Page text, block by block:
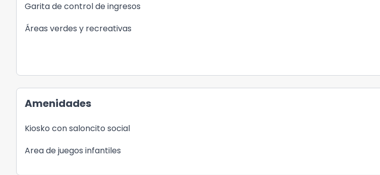
Garita de control de ingresos
Áreas verdes y recreativas
Amenidades
Kiosko con saloncito social
Area de juegos infantiles